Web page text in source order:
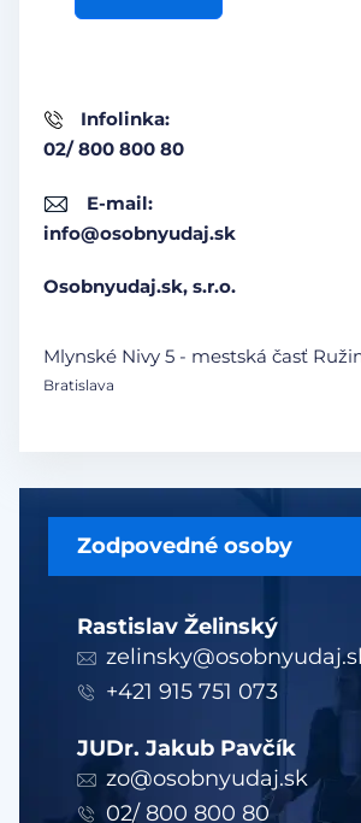
Zodpovedné osoby
Rastislav Želinský
+421 915 751 073
JUDr. Jakub Pavčík
zo@osobnyudaj.sk
02/ 800 800 80
Infolinka:
02/ 800 800 80
E-mail:
info@osobnyudaj.sk
Osobnyudaj.sk, s.r.o.
Mlynské Nivy 5 - mestská časť
Bratislava